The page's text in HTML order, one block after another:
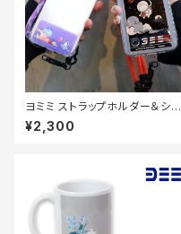
ヨミミ ストラップホルダー＆ショ
ルダーストラップセット
¥2,300